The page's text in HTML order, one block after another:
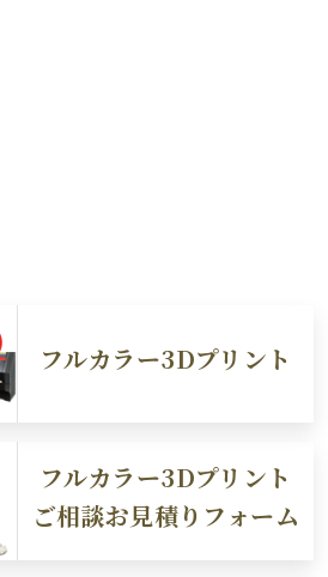
フルカラー3Dプリント
フルカラー3Dプリント
ご相談お見積りフォーム